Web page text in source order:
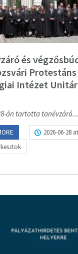
és
Protestáns
Intézet
án tartotta tanévzáró...
2026-06-28